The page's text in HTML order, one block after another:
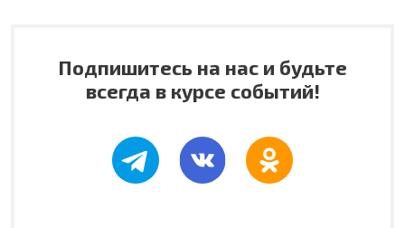
Подпишитесь на нас и будьте
всегда в курсе событий!